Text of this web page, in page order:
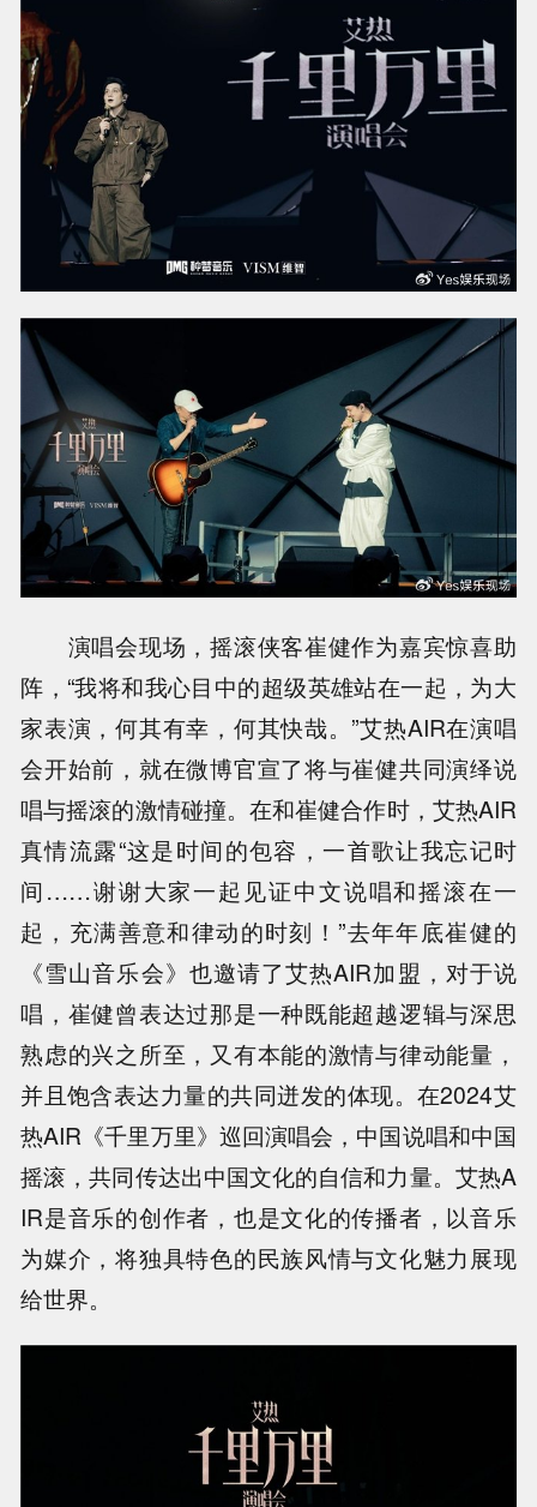
演唱会现场，摇滚侠客崔健作为嘉宾惊喜助
阵，“我将和我心目中的超级英雄站在一起，为大
家表演，何其有幸，何其快哉。”艾热AIR在演唱
会开始前，就在微博官宣了将与崔健共同演绎说
唱与摇滚的激情碰撞。在和崔健合作时，艾热AIR
真情流露“这是时间的包容，一首歌让我忘记时
间……谢谢大家一起见证中文说唱和摇滚在一
起，充满善意和律动的时刻！”去年年底崔健的
《雪山音乐会》也邀请了艾热AIR加盟，对于说
唱，崔健曾表达过那是一种既能超越逻辑与深思
熟虑的兴之所至，又有本能的激情与律动能量，
并且饱含表达力量的共同迸发的体现。在2024艾
热AIR《千里万里》巡回演唱会，中国说唱和中国
摇滚，共同传达出中国文化的自信和力量。艾热A
IR是音乐的创作者，也是文化的传播者，以音乐
为媒介，将独具特色的民族风情与文化魅力展现
给世界。